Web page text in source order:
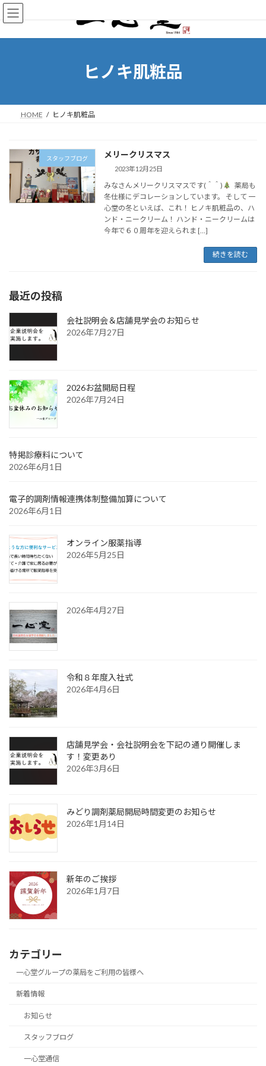
ヒノキ肌粧品
HOME ヒノキ肌粧品
スタッフブログ メリークリスマス
2023年12月25日
みなさんメリークリスマスです(＾＾)
薬局も
冬仕様にデコレーションしています。 そして 一
心堂の冬といえば、これ！ ヒノキ肌粧品の、ハ
ンド・ニークリーム！ ハンド・ニークリームは
今年で６０周年を迎えられま […]
続きを読む
最近の投稿
会社説明会＆店舗見学会のお知らせ
2026年7月27日
2026お盆開局日程
2026年7月24日
特掲診療料について
2026年6月1日
電子的調剤情報連携体制整備加算について
2026年6月1日
オンライン服薬指導
2026年5月25日
2026年4月27日
令和８年度入社式
2026年4月6日
店舗見学会・会社説明会を下記の通り開催しま
す！変更あり
2026年3月6日
みどり調剤薬局開局時間変更のお知らせ
2026年1月14日
新年のご挨拶
2026年1月7日
カテゴリー
一心堂グループの薬局をご利用の皆様へ
新着情報
お知らせ
スタッフブログ
一心堂通信